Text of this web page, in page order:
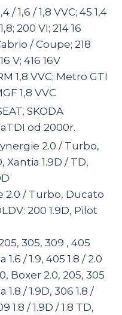
/ 1,6 / 1,8 VVC; 45 1,4
200 VI; 214 16
/ Coupe; 218
V; 416 16V
1,8 VVC; Metro GTI
1,8 VVC
SKODA
od 2000r.
2.0 / Turbo,
Xantia 1.9D / TD,
2.0 / Turbo, Ducato
200 1.9D, Pilot
305, 309 , 405
/ 1.9, 405 1.8 / 2.0
Boxer 2.0, 205, 305
/ 1.9D, 306 1.8 /
1.8 / 1.9D / 1.8 TD,